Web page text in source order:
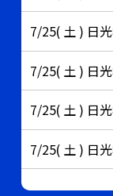
7/25( 土 ) 日
7/25( 土 ) 日
7/25( 土 ) 日
7/25( 土 ) 日